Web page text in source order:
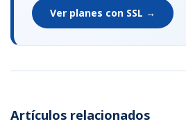
Ver planes con SSL →
Artículos relacionados